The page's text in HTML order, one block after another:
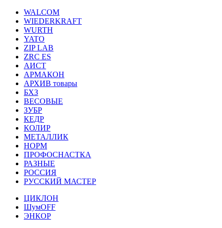
WALCOM
WIEDERKRAFT
WURTH
YATO
ZIP LAB
ZRC ES
АИСТ
АРМАКОН
АРХИВ товары
БХЗ
ВЕСОВЫЕ
ЗУБР
КЕДР
КОЛИР
МЕТАЛЛИК
НОРМ
ПРОФОСНАСТКА
РАЗНЫЕ
РОССИЯ
РУССКИЙ МАСТЕР
ЦИКЛОН
ШумOFF
ЭНКОР